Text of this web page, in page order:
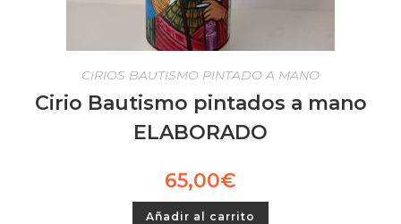
CIRIOS BAUTISMO PINTADO A MANO
Cirio Bautismo pintados a mano
ELABORADO
65,00€
Añadir al carrito